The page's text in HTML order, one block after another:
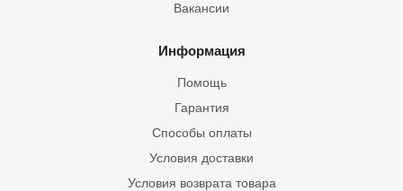
Вакансии
Информация
Помощь
Гарантия
Способы оплаты
Условия доставки
Условия возврата товара